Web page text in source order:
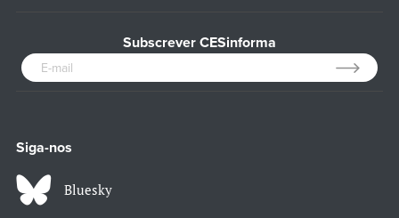
Subscrever CESinforma
Siga-nos
Bluesky